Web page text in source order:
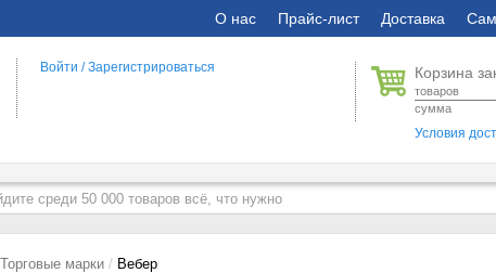
О нас Прайс-лист Доставка
Корзина
товаров
сумма
Условия
Войти /Зарегистрироваться
Торговые марки Вебер